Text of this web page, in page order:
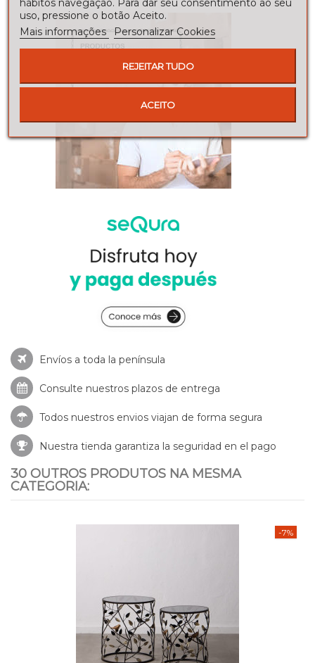
Envíos a toda la península
Consulte nuestros plazos de entrega
Todos nuestros envios viajan de forma segura
Nuestra tienda garantiza la seguridad en el pago
30 OUTROS PRODUTOS NA MESMA
CATEGORIA:
-7%
hábitos navegação. Para dar seu consentimento ao seu
uso, pressione o botão Aceito.
Mais informações Personalizar Cookies
REJEITAR TUDO
ACEITO